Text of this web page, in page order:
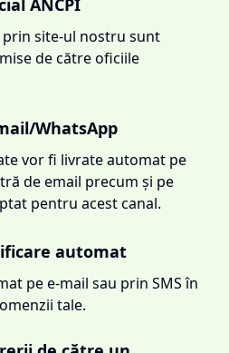
ANCPI
site-ul nostru sunt
de către oficiile
WhatsApp
vor fi livrate automat pe
de email precum și pe
pentru acest canal.
automat
pe e-mail sau prin SMS în
tale.